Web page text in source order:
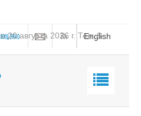
августа 2026 г. Тел: 8-
English